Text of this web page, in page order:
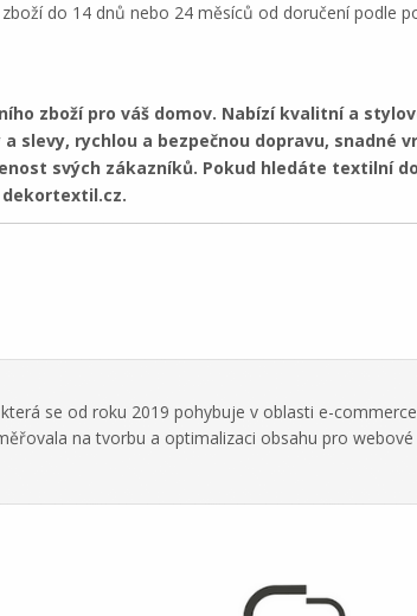
do 14 dnů nebo 24 měsíců od doručení podle
zboží pro váš domov. Nabízí kvalitní a
slevy, rychlou a bezpečnou dopravu, snadné
svých zákazníků. Pokud hledáte textilní
se od roku 2019 pohybuje v oblasti e-
na tvorbu a optimalizaci obsahu pro